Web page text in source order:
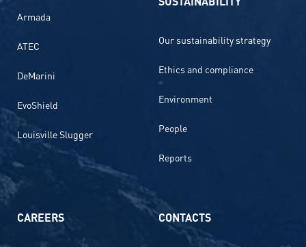
Armada
ATEC
DeMarini
EvoShield
Louisville Slugger
Our sustainability strategy
Ethics and compliance
Environment
People
Reports
CAREERS CONTACTS